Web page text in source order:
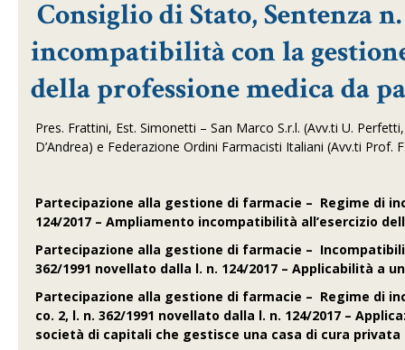
Consiglio di Stato, Sentenza
incompatibilità con la
della professione medica da
Pres. Frattini, Est. Simonetti – San Marco S.r.l. (Avv.ti U.
D’Andrea) e Federazione Ordini Farmacisti Italiani (Avv.ti Prof.
Partecipazione alla gestione di farmacie – Regime di
124/2017 – Ampliamento incompatibilità all’esercizio
Partecipazione alla gestione di farmacie –
362/1991 novellato dalla l. n. 124/2017 – Applicabilità a
Partecipazione alla gestione di farmacie – Regime di
co. 2, l. n. 362/1991 novellato dalla l. n. 124/2017 –
società di capitali che gestisce una casa di cura